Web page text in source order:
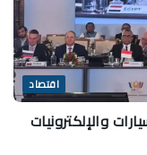
اقتصاد
والإلكترونيات